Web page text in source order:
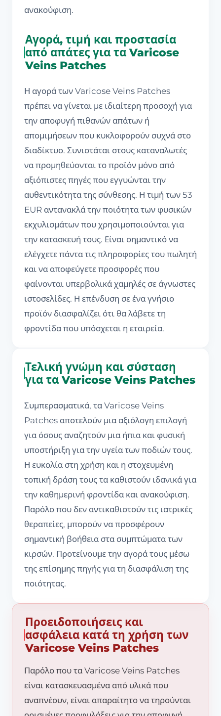
ανακούφιση.
Αγορά, τιμή και προστασία
από απάτες για τα Varicose
Veins Patches
Η αγορά των Varicose Veins Patches
πρέπει να γίνεται με ιδιαίτερη προσοχή για
την αποφυγή πιθανών απάτων ή
απομιμήσεων που κυκλοφορούν συχνά στο
διαδίκτυο. Συνιστάται στους καταναλωτές
να προμηθεύονται το προϊόν μόνο από
αξιόπιστες πηγές που εγγυώνται την
αυθεντικότητα της σύνθεσης. Η τιμή των 53
EUR αντανακλά την ποιότητα των φυσικών
εκχυλισμάτων που χρησιμοποιούνται για
την κατασκευή τους. Είναι σημαντικό να
ελέγχετε πάντα τις πληροφορίες του πωλητή
και να αποφεύγετε προσφορές που
φαίνονται υπερβολικά χαμηλές σε άγνωστες
ιστοσελίδες. Η επένδυση σε ένα γνήσιο
προϊόν διασφαλίζει ότι θα λάβετε τη
φροντίδα που υπόσχεται η εταιρεία.
Τελική γνώμη και σύσταση
για τα Varicose Veins Patches
Συμπερασματικά, τα Varicose Veins
Patches αποτελούν μια αξιόλογη επιλογή
για όσους αναζητούν μια ήπια και φυσική
υποστήριξη για την υγεία των ποδιών τους.
Η ευκολία στη χρήση και η στοχευμένη
τοπική δράση τους τα καθιστούν ιδανικά για
την καθημερινή φροντίδα και ανακούφιση.
Παρόλο που δεν αντικαθιστούν τις ιατρικές
θεραπείες, μπορούν να προσφέρουν
σημαντική βοήθεια στα συμπτώματα των
κιρσών. Προτείνουμε την αγορά τους μέσω
της επίσημης πηγής για τη διασφάλιση της
ποιότητας.
Προειδοποιήσεις και
ασφάλεια κατά τη χρήση των
Varicose Veins Patches
Παρόλο που τα Varicose Veins Patches
είναι κατασκευασμένα από υλικά που
αναπνέουν, είναι απαραίτητο να τηρούνται